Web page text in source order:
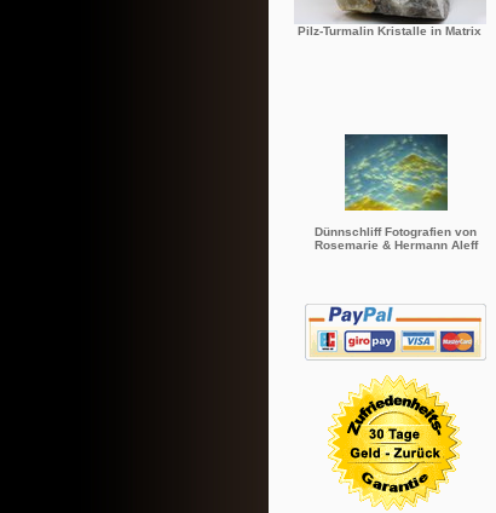
Pilz-Turmalin Kristalle in Matrix
Dünnschliff Fotografien von
Rosemarie & Hermann Aleff